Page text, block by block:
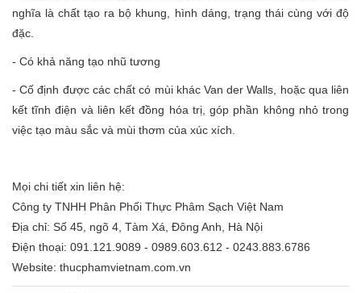
nghĩa là chất tạo ra bộ khung, hình dáng, trạng thái cùng với độ
đặc.
- Có khả năng tạo nhũ tương
- Cố định được các chất có mùi khác Van der Walls, hoặc qua liên
kết tĩnh điện và liên kết đồng hóa trị, góp phần không nhỏ trong
việc tạo màu sắc và mùi thơm của xúc xích.
Mọi chi tiết xin liên hệ:
Công ty TNHH Phân Phối Thực Phâm Sạch Việt Nam
Địa chỉ: Số 45, ngõ 4, Tàm Xá, Đông Anh, Hà Nội
Điện thoại: 091.121.9089 - 0989.603.612 - 0243.883.6786
Website: thucphamvietnam.com.vn